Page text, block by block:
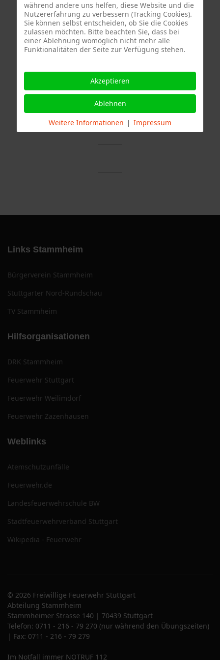
Termine
Links Stammheim
Bürgerverein Stammheim
Stuttgarter Nord-Rundschau
TV Stammheim
Hilfsorganisationen
DRK Stammheim
Feuerwehr Stuttgart
Feuerwehr Weilimdorf
Feuerwehr Zazenhausen
Weblinks
Atemschutzunfälle
Feuerwehr.de
Landesfeuerwehrschule BW
Stadtfeuerwehrverband Stuttgart
Wikipedia - Feuerwehr
© 2026 Freiwillige Feuerwehr Stuttgart
Abteilung Stammheim
Stammheimer Strasse 140 | 70439 Stuttgart
Telefon: 0711 - 216 - 79 270 (nur während den Übungszeiten)
| Fax: 0711 - 216 - 79 279
Im Notfall immer NOTRUF 112
während andere uns helfen, diese Website und die
Nutzererfahrung zu verbessern (Tracking Cookies).
Sie können selbst entscheiden, ob Sie die Cookies
zulassen möchten. Bitte beachten Sie, dass bei
einer Ablehnung womöglich nicht mehr alle
Funktionalitäten der Seite zur Verfügung stehen.
Akzeptieren
Ablehnen
Weitere Informationen | Impressum